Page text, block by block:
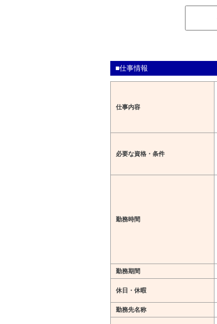
■仕事情報
仕事内容
必要な資格・条件
勤務時間
勤務期間
休日・休暇
勤務先名称